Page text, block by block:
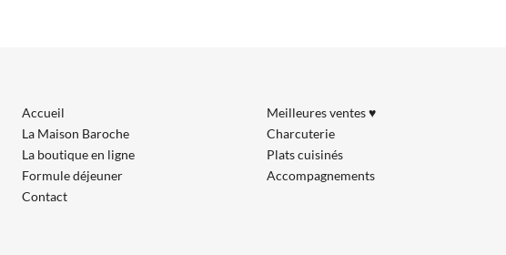
Accueil
La Maison Baroche
La boutique en ligne
Formule déjeuner
Contact
Meilleures ventes ♥
Charcuterie
Plats cuisinés
Accompagnements